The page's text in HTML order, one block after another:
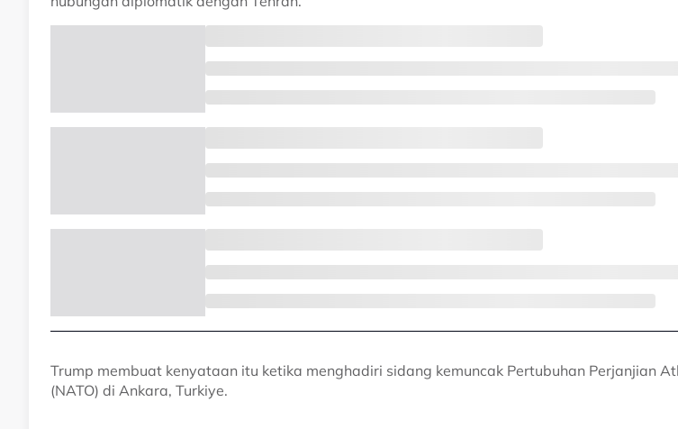
Trump membuat kenyataan itu ketika menghadiri sidang kemuncak Pertubuhan Perjanjian
(NATO) di Ankara, Turkiye.